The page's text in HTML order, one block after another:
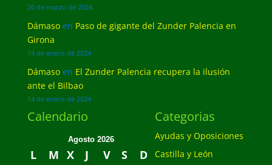
20 de marzo de 2024
Dámasoen Paso de gigante del Zunder Palencia en
Girona
14 de enero de 2024
Dámasoen El Zunder Palencia recupera la ilusión
ante el Bilbao
14 de enero de 2024
Calendario
Agosto 2026
L M X J V S
D
Categorias
Ayudas y Oposiciones
Castilla y León